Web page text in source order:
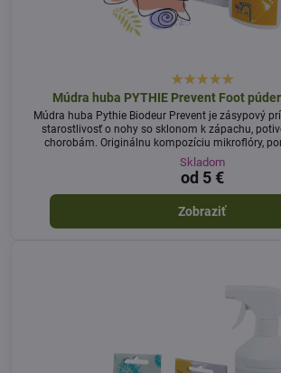
Múdra huba PYTHIE Prevent Foot
Múdra huba Pythie Biodeur Prevent je zásypový
starostlivosť o nohy so sklonom k ​​zápachu,
chorobám. Originálnu kompozíciu mikroflóry,
ampulky, zaprášime do nosenej obuvi pred
Skladom
od 5 €
Zobraziť